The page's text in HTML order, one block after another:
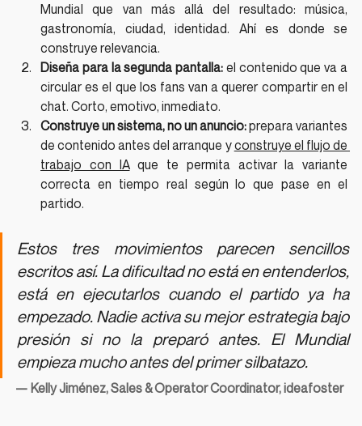
Mundial que van más allá del resultado: música,
gastronomía, ciudad, identidad. Ahí es donde se
construye relevancia.
Diseña para la segunda pantalla: el contenido que va a
circular es el que los fans van a querer compartir en el
chat. Corto, emotivo, inmediato.
Construye un sistema, no un anuncio: prepara variantes
de contenido antes del arranque y construye el flujo de
trabajo con IA que te permita activar la variante
correcta en tiempo real según lo que pase en el
partido.
Estos tres movimientos parecen sencillos
escritos así. La dificultad no está en entenderlos,
está en ejecutarlos cuando el partido ya ha
empezado. Nadie activa su mejor estrategia bajo
presión si no la preparó antes. El Mundial
empieza mucho antes del primer silbatazo.
— Kelly Jiménez, Sales & Operator Coordinator, ideafoster